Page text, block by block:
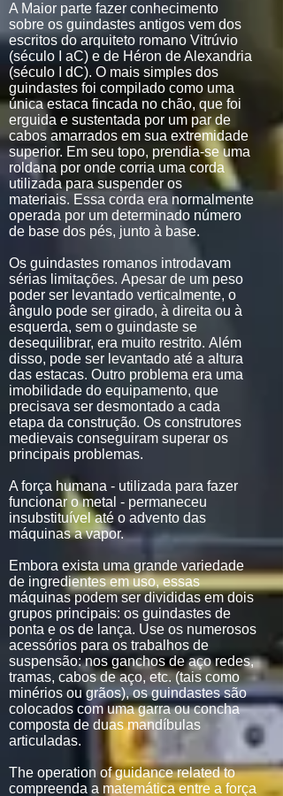
A Maior parte fazer conhecimento
sobre os guindastes antigos vem dos
escritos do arquiteto romano Vitrúvio
(século I aC) e de Héron de Alexandria
(século I dC). O mais simples dos
guindastes foi compilado como uma
única estaca fincada no chão, que foi
erguida e sustentada por um par de
cabos amarrados em sua extremidade
superior. Em seu topo, prendia-se uma
roldana por onde corria uma corda
utilizada para suspender os
materiais. Essa corda era normalmente
operada por um determinado número
de base dos pés, junto à base.
Os guindastes romanos introdavam
sérias limitações. Apesar de um peso
poder ser levantado verticalmente, o
ângulo pode ser girado, à direita ou à
esquerda, sem o guindaste se
desequilibrar, era muito restrito. Além
disso, pode ser levantado até a altura
das estacas. Outro problema era uma
imobilidade do equipamento, que
precisava ser desmontado a cada
etapa da construção. Os construtores
medievais conseguiram superar os
principais problemas.
A força humana - utilizada para fazer
funcionar o metal - permaneceu
insubstituível até o advento das
máquinas a vapor.
Embora exista uma grande variedade
de ingredientes em uso, essas
máquinas podem ser divididas em dois
grupos principais: os guindastes de
ponta e os de lança. Use os numerosos
acessórios para os trabalhos de
suspensão: nos ganchos de aço redes,
tramas, cabos de aço, etc. (tais como
minérios ou grãos), os guindastes são
colocados com uma garra ou concha
composta de duas mandíbulas
articuladas.
The operation of guidance related to
compreenda a matemática entre a força